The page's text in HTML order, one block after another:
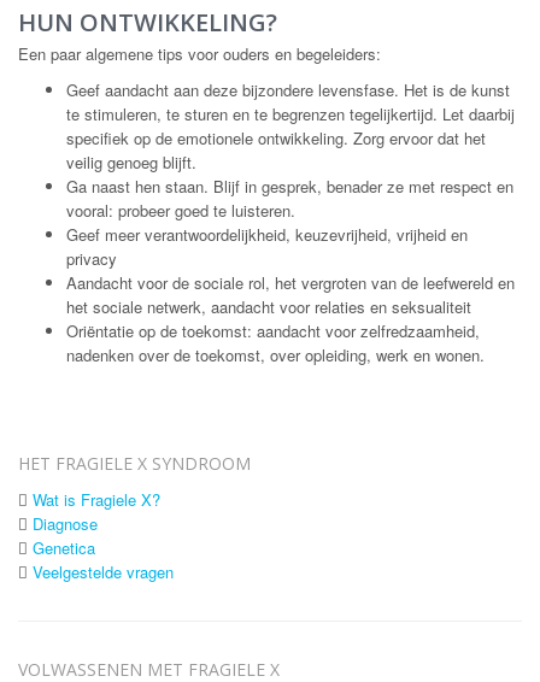
HUN ONTWIKKELING?
Een paar algemene tips voor ouders en begeleiders:
Geef aandacht aan deze bijzondere levensfase. Het is de kunst
te stimuleren, te sturen en te begrenzen tegelijkertijd. Let daarbij
specifiek op de emotionele ontwikkeling. Zorg ervoor dat het
veilig genoeg blijft.
Ga naast hen staan. Blijf in gesprek, benader ze met respect en
vooral: probeer goed te luisteren.
Geef meer verantwoordelijkheid, keuzevrijheid, vrijheid en
privacy
Aandacht voor de sociale rol, het vergroten van de leefwereld en
het sociale netwerk, aandacht voor relaties en seksualiteit
Oriëntatie op de toekomst: aandacht voor zelfredzaamheid,
nadenken over de toekomst, over opleiding, werk en wonen.
HET FRAGIELE X SYNDROOM
Wat is Fragiele X?
Diagnose
Genetica
Veelgestelde vragen
VOLWASSENEN MET FRAGIELE X